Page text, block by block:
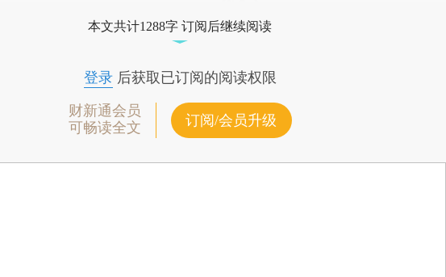
本文共计1288字 订阅后继续阅读
登录后获取已订阅的阅读权限
财新通会员
可畅读全文
订阅/会员升级